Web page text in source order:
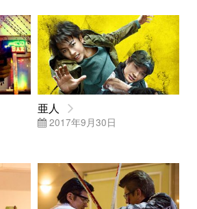
亜人
2017年9月30日